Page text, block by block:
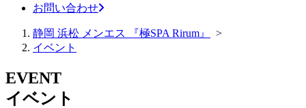
お問い合わせ
静岡 浜松 メンエス 『極SPA Rirum』
>
イベント
EVENT
イベント